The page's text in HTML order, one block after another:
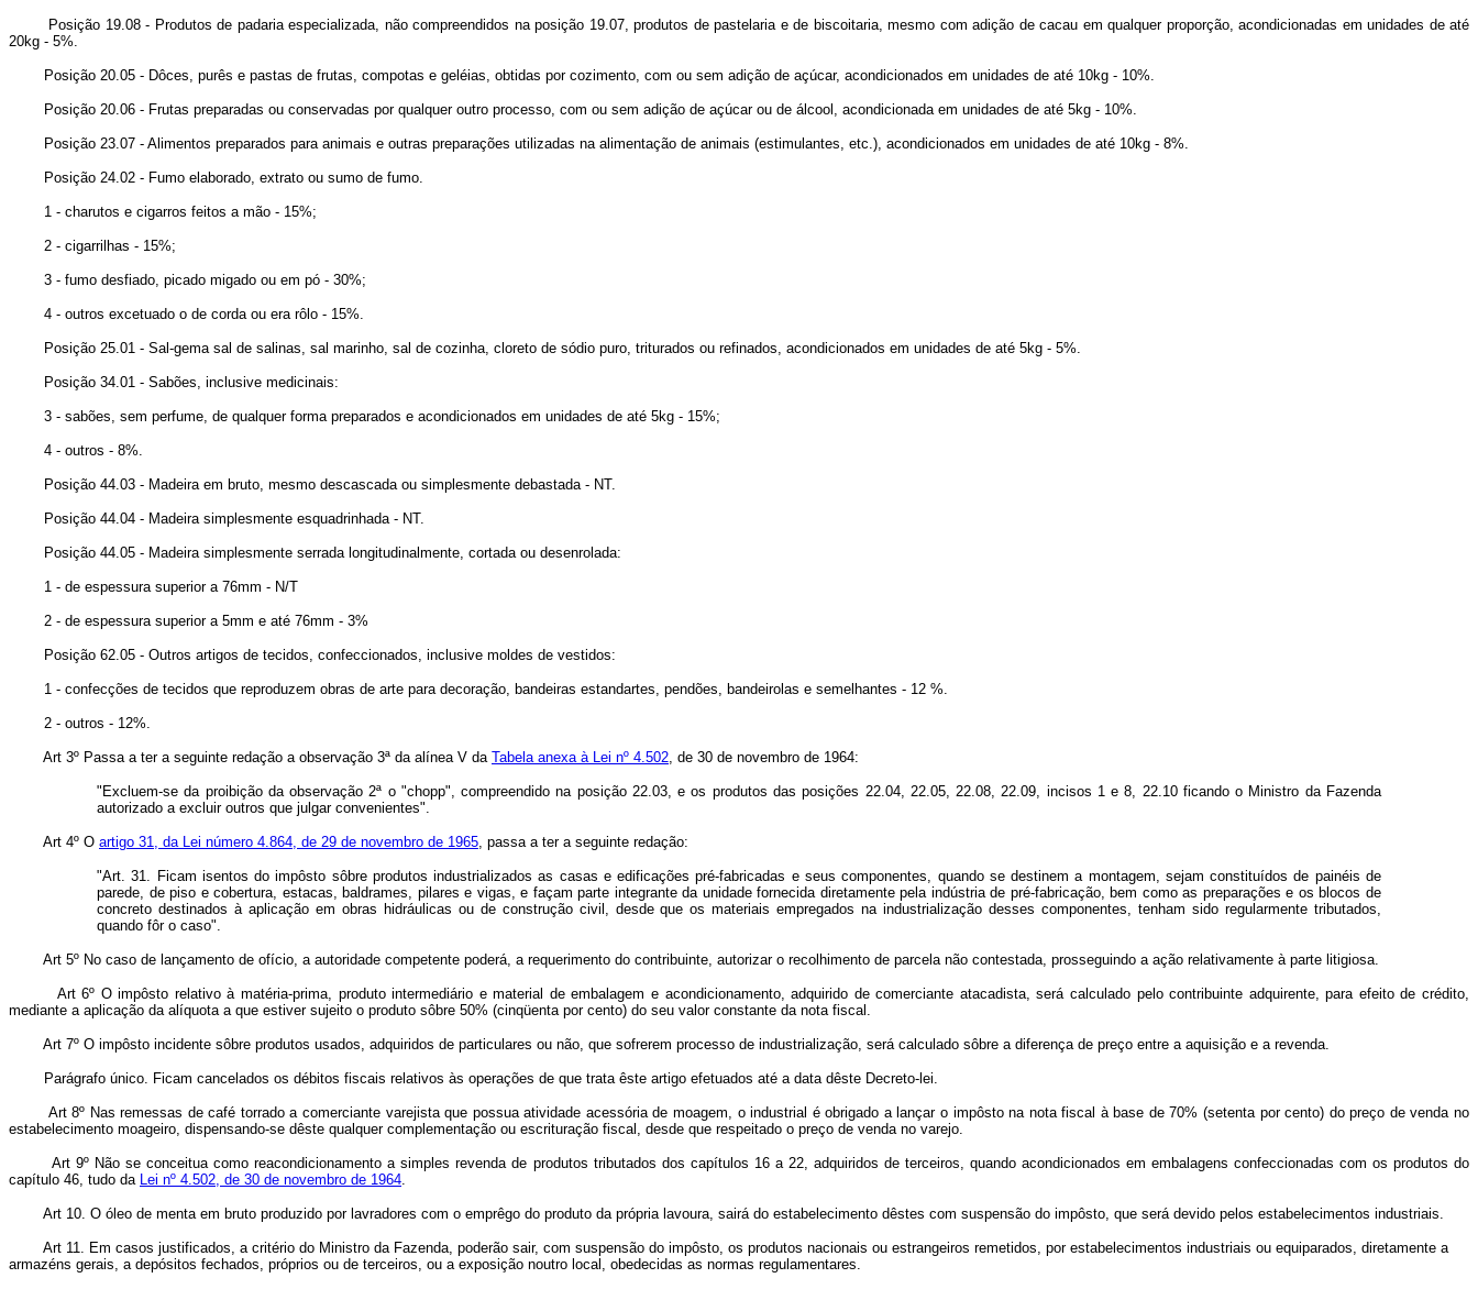
Posição 19.08 - Produtos de padaria especializada, não compreendidos na posição 19.07, produtos de pastelaria e de biscoitaria, mesmo com adição de cacau em qualquer proporção, acondicionadas em unidades de até
20kg - 5%.
Posição 20.05 - Dôces, purês e pastas de frutas, compotas e geléias, obtidas por cozimento, com ou sem adição de açúcar, acondicionados em unidades de até 10kg - 10%.
Posição 20.06 - Frutas preparadas ou conservadas por qualquer outro processo, com ou sem adição de açúcar ou de álcool, acondicionada em unidades de até 5kg - 10%.
Posição 23.07 - Alimentos preparados para animais e outras preparações utilizadas na alimentação de animais (estimulantes, etc.), acondicionados em unidades de até 10kg - 8%.
Posição 24.02 - Fumo elaborado, extrato ou sumo de fumo.
1 - charutos e cigarros feitos a mão - 15%;
2 - cigarrilhas - 15%;
3 - fumo desfiado, picado migado ou em pó - 30%;
4 - outros excetuado o de corda ou era rôlo - 15%.
Posição 25.01 - Sal-gema sal de salinas, sal marinho, sal de cozinha, cloreto de sódio puro, triturados ou refinados, acondicionados em unidades de até 5kg - 5%.
Posição 34.01 - Sabões, inclusive medicinais:
3 - sabões, sem perfume, de qualquer forma preparados e acondicionados em unidades de até 5kg - 15%;
4 - outros - 8%.
Posição 44.03 - Madeira em bruto, mesmo descascada ou simplesmente debastada - NT.
Posição 44.04 - Madeira simplesmente esquadrinhada - NT.
Posição 44.05 - Madeira simplesmente serrada longitudinalmente, cortada ou desenrolada:
1 - de espessura superior a 76mm - N/T
2 - de espessura superior a 5mm e até 76mm - 3%
Posição 62.05 - Outros artigos de tecidos, confeccionados, inclusive moldes de vestidos:
1 - confecções de tecidos que reproduzem obras de arte para decoração, bandeiras estandartes, pendões, bandeirolas e semelhantes - 12 %.
2 - outros - 12%.
Art 3º Passa a ter a seguinte redação a observação 3ª da alínea V da Tabela anexa à Lei nº 4.502, de 30 de novembro de 1964:
"Excluem-se da proibição da observação 2ª o "chopp", compreendido na posição 22.03, e os produtos das posições 22.04, 22.05, 22.08, 22.09, incisos 1 e 8, 22.10 ficando o Ministro da Fazenda
autorizado a excluir outros que julgar convenientes".
Art 4º O artigo 31, da Lei número 4.864, de 29 de novembro de 1965, passa a ter a seguinte redação:
"Art. 31. Ficam isentos do impôsto sôbre produtos industrializados as casas e edificações pré-fabricadas e seus componentes, quando se destinem a montagem, sejam constituídos de painéis de
parede, de piso e cobertura, estacas, baldrames, pilares e vigas, e façam parte integrante da unidade fornecida diretamente pela indústria de pré-fabricação, bem como as preparações e os blocos de
concreto destinados à aplicação em obras hidráulicas ou de construção civil, desde que os materiais empregados na industrialização desses componentes, tenham sido regularmente tributados,
quando fôr o caso".
Art 5º No caso de lançamento de ofício, a autoridade competente poderá, a requerimento do contribuinte, autorizar o recolhimento de parcela não contestada, prosseguindo a ação relativamente à parte litigiosa.
Art 6º O impôsto relativo à matéria-prima, produto intermediário e material de embalagem e acondicionamento, adquirido de comerciante atacadista, será calculado pelo contribuinte adquirente, para efeito de crédito,
mediante a aplicação da alíquota a que estiver sujeito o produto sôbre 50% (cinqüenta por cento) do seu valor constante da nota fiscal.
Art 7º O impôsto incidente sôbre produtos usados, adquiridos de particulares ou não, que sofrerem processo de industrialização, será calculado sôbre a diferença de preço entre a aquisição e a revenda.
Parágrafo único. Ficam cancelados os débitos fiscais relativos às operações de que trata êste artigo efetuados até a data dêste Decreto-lei.
Art 8º Nas remessas de café torrado a comerciante varejista que possua atividade acessória de moagem, o industrial é obrigado a lançar o impôsto na nota fiscal à base de 70% (setenta por cento) do preço de venda no
estabelecimento moageiro, dispensando-se dêste qualquer complementação ou escrituração fiscal, desde que respeitado o preço de venda no varejo.
Art 9º Não se conceitua como reacondicionamento a simples revenda de produtos tributados dos capítulos 16 a 22, adquiridos de terceiros, quando acondicionados em embalagens confeccionadas com os produtos do
capítulo 46, tudo da Lei nº 4.502, de 30 de novembro de 1964.
Art 10. O óleo de menta em bruto produzido por lavradores com o emprêgo do produto da própria lavoura, sairá do estabelecimento dêstes com suspensão do impôsto, que será devido pelos estabelecimentos industriais.
Art 11. Em casos justificados, a critério do Ministro da Fazenda, poderão sair, com suspensão do impôsto, os produtos nacionais ou estrangeiros remetidos, por estabelecimentos industriais ou equiparados, diretamente a
armazéns gerais, a depósitos fechados, próprios ou de terceiros, ou a exposição noutro local, obedecidas as normas regulamentares.